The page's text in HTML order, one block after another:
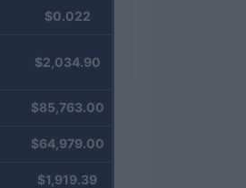
$0.022
$2,034.90
$85,763.00
$64,979.00
$1,919.39